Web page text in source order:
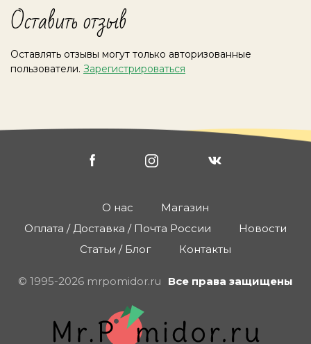
Оставить отзыв
Оставлять отзывы могут только авторизованные
пользователи. Зарегистрироваться
О нас
Магазин
Оплата / Доставка / Почта России
Новости
Статьи / Блог
Контакты
© 1995-2026 mrpomidor.ru Все права защищены